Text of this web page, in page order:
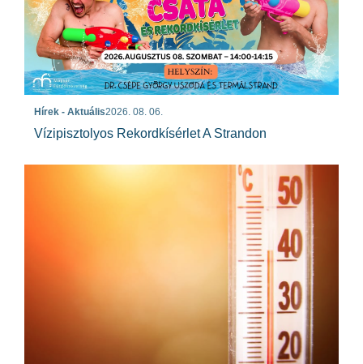
Hírek - Aktuális2026. 08. 06.
Vízipisztolyos Rekordkísérlet A Strandon